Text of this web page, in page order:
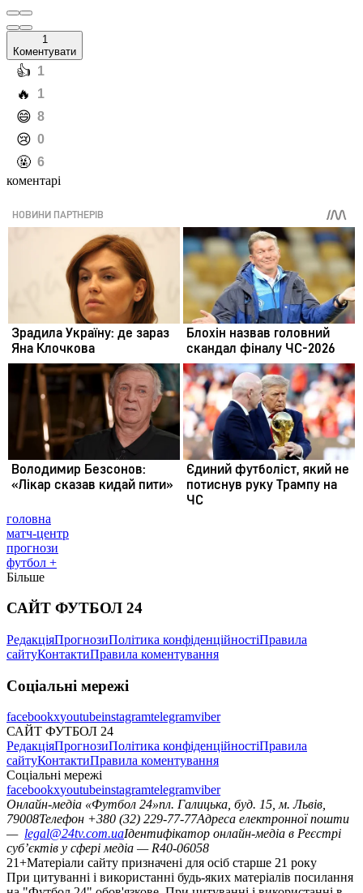
1
Коментувати
️👍 1
️🔥 1
️😄 8
️😢 0
️🤬 6
коментарі
головна
матч-центр
прогнози
футбол +
Більше
САЙТ ФУТБОЛ 24
РедакціяПрогнозиПолітика конфіденційностіПравила
сайтуКонтактиПравила коментування
Соціальні мережі
facebookxyoutubeinstagramtelegramviber
САЙТ ФУТБОЛ 24
РедакціяПрогнозиПолітика конфіденційностіПравила
сайтуКонтактиПравила коментування
Соціальні мережі
facebookxyoutubeinstagramtelegramviber
Онлайн-медіа «Футбол 24»пл. Галицька, буд. 15, м. Львів,
79008Телефон +380 (32) 229-77-77Адреса електронної пошти
— legal@24tv.com.uaІдентифікатор онлайн-медіа в Реєстрі
суб’єктів у сфері медіа — R40-06058
21+Матеріали сайту призначені для осіб старше 21 року
При цитуванні і використанні будь-яких матеріалів посилання